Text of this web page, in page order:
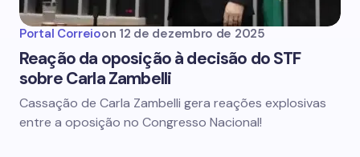
Portal Correioon 12 de dezembro de 2025
Reação da oposição à decisão do STF
sobre Carla Zambelli
Cassação de Carla Zambelli gera reações explosivas
entre a oposição no Congresso Nacional!